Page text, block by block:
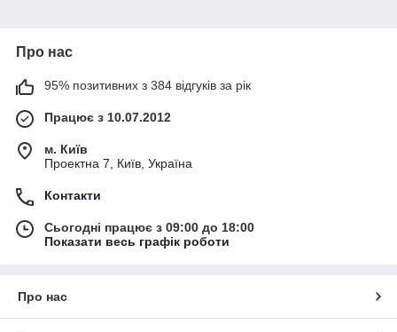
Про нас
95% позитивних з 384 відгуків за рік
Працює з 10.07.2012
м. Київ
Проектна 7, Київ, Україна
Контакти
Сьогодні працює з 09:00 до 18:00
Показати весь графік роботи
Про нас